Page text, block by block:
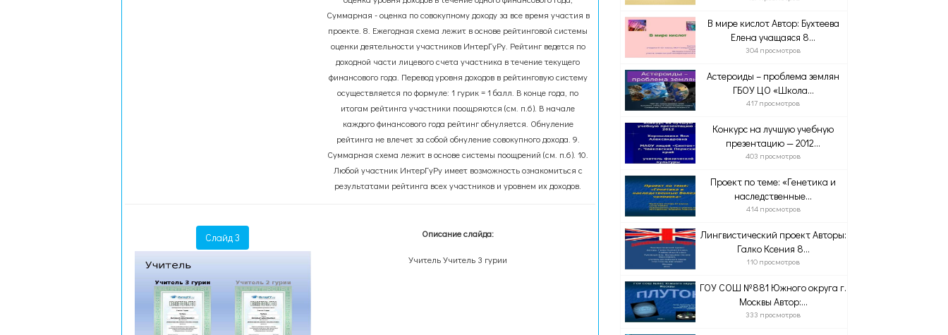
Суммарная - оценка по совокупному доходу за все время участия в
проекте. 8. Ежегодная схема лежит в основе рейтинговой системы
оценки деятельности участников ИнтерГуРу. Рейтинг ведется по
доходной части лицевого счета участника в течение текущего
финансового года. Перевод уровня доходов в рейтинговую систему
осуществляется по формуле: 1 гурик = 1 балл. В конце года, по
итогам рейтинга участники поощряются (см. п.6). В начале
каждого финансового года рейтинг обнуляется. Обнуление
рейтинга не влечет за собой обнуление совокупного дохода. 9.
Суммарная схема лежит в основе системы поощрений (см. п.6). 10.
Любой участник ИнтерГуРу имеет возможность ознакомиться с
результатами рейтинга всех участников и уровнем их доходов.
Слайд 3 Описание слайда:
Учитель Учитель 3 гурии
В мире кислот Автор: Бухтеева
Елена учащаяся 8...
304 просмотров
Астероиды – проблема землян
ГБОУ ЦО «Школа...
417 просмотров
Конкурс на лучшую учебную
презентацию — 2012...
403 просмотров
Проект по теме: «Генетика и
наследственные...
414 просмотров
Лингвистический проект Авторы:
Галко Ксения 8...
110 просмотров
ГОУ СОШ №881 Южного округа г.
Москвы Автор:...
333 просмотров